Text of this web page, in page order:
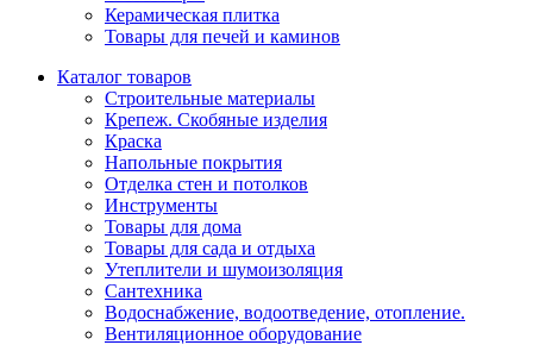
Керамическая плитка
Товары для печей и каминов
Каталог товаров
Строительные материалы
Крепеж. Скобяные изделия
Краска
Напольные покрытия
Отделка стен и потолков
Инструменты
Товары для дома
Товары для сада и отдыха
Утеплители и шумоизоляция
Сантехника
Водоснабжение, водоотведение, отопление.
Вентиляционное оборудование